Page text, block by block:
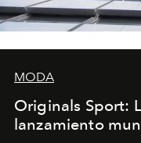
MODA
Originals Sport:
lanzamiento